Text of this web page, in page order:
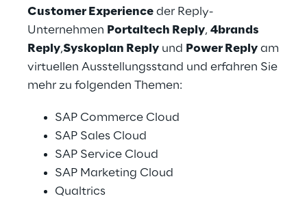
Customer Experience der Reply-
Unternehmen Portaltech Reply, 4brands
Reply,Syskoplan Reply und Power Reply am
virtuellen Ausstellungsstand und erfahren Sie
mehr zu folgenden Themen:
SAP Commerce Cloud
SAP Sales Cloud
SAP Service Cloud
SAP Marketing Cloud
Qualtrics